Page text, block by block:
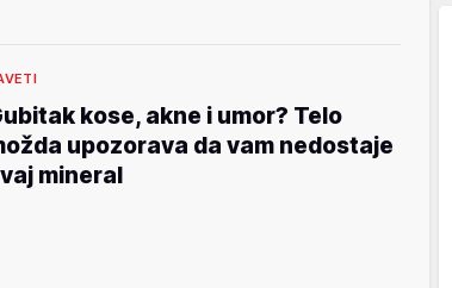
kose, akne i umor? Telo
upozorava da vam nedostaje
mineral